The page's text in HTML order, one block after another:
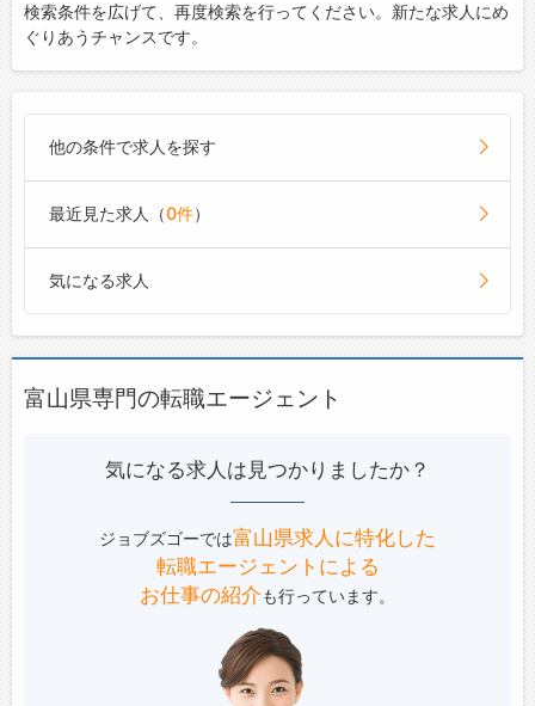
検索条件を広げて、再度検索を行ってください。新たな求人にめ
ぐりあうチャンスです。
他の条件で求人を探す
最近見た求人（0件）
気になる求人
富山県専門の転職エージェント
気になる求人は見つかりましたか？
ジョブズゴーでは富山県求人に特化した
転職エージェントによる
お仕事の紹介も行っています。